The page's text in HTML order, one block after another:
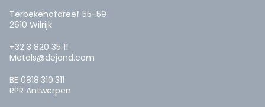
Terbekehofdreef 55-59
2610 Wilrijk
+32 3 820 35 11
Metals@dejond.com
BE 0818.310.311
RPR Antwerpen